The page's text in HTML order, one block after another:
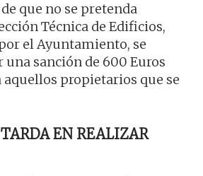
que no se pretenda
Técnica de Edificios,
el Ayuntamiento, se
sanción de 600 Euros
propietarios que se
EN REALIZAR